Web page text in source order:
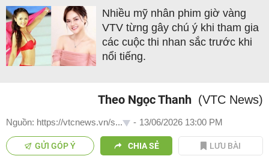
Nhiều mỹ nhân phim giờ vàng
VTV từng gây chú ý khi tham gia
các cuộc thi nhan sắc trước khi
nổi tiếng.
Theo Ngọc Thanh (VTC News)
Nguồn: https://vtcnews.vn/s... - 13/06/2026 13:00 PM
GỬI GÓP Ý CHIA SẺ LƯU BÀI